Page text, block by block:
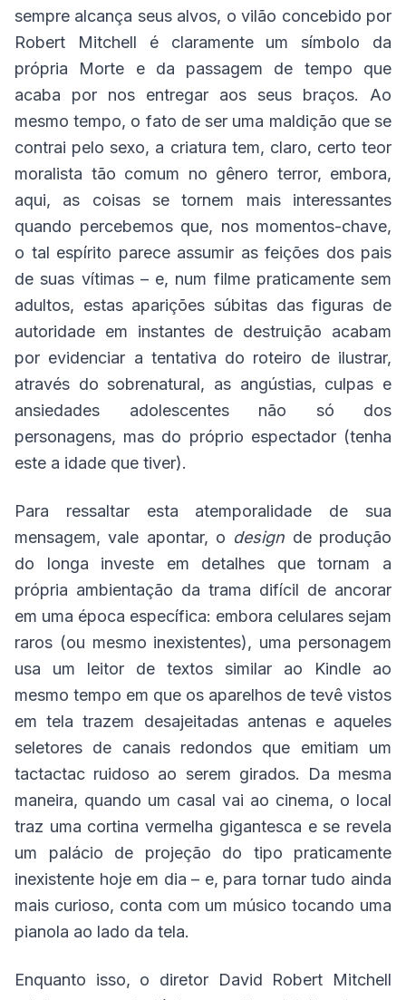
sempre alcança seus alvos, o vilão concebido por
Robert Mitchell é claramente um símbolo da
própria Morte e da passagem de tempo que
acaba por nos entregar aos seus braços. Ao
mesmo tempo, o fato de ser uma maldição que se
contrai pelo sexo, a criatura tem, claro, certo teor
moralista tão comum no gênero terror, embora,
aqui, as coisas se tornem mais interessantes
quando percebemos que, nos momentos-chave,
o tal espírito parece assumir as feições dos pais
de suas vítimas – e, num filme praticamente sem
adultos, estas aparições súbitas das figuras de
autoridade em instantes de destruição acabam
por evidenciar a tentativa do roteiro de ilustrar,
através do sobrenatural, as angústias, culpas e
ansiedades adolescentes não só dos
personagens, mas do próprio espectador (tenha
este a idade que tiver).
Para ressaltar esta atemporalidade de sua
mensagem, vale apontar, o design de produção
do longa investe em detalhes que tornam a
própria ambientação da trama difícil de ancorar
em uma época específica: embora celulares sejam
raros (ou mesmo inexistentes), uma personagem
usa um leitor de textos similar ao Kindle ao
mesmo tempo em que os aparelhos de tevê vistos
em tela trazem desajeitadas antenas e aqueles
seletores de canais redondos que emitiam um
tactactac ruidoso ao serem girados. Da mesma
maneira, quando um casal vai ao cinema, o local
traz uma cortina vermelha gigantesca e se revela
um palácio de projeção do tipo praticamente
inexistente hoje em dia – e, para tornar tudo ainda
mais curioso, conta com um músico tocando uma
pianola ao lado da tela.
Enquanto isso, o diretor David Robert Mitchell